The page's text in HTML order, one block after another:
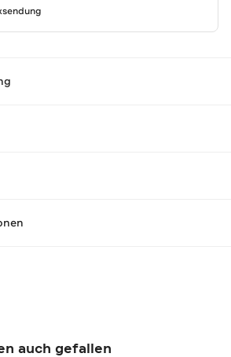
auch gefallen